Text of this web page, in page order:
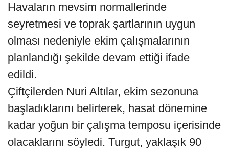
Havaların mevsim normallerinde
seyretmesi ve toprak şartlarının uygun
olması nedeniyle ekim çalışmalarının
planlandığı şekilde devam ettiği ifade
edildi.
Çiftçilerden Nuri Altılar, ekim sezonuna
başladıklarını belirterek, hasat dönemine
kadar yoğun bir çalışma temposu içerisinde
olacaklarını söyledi. Turgut, yaklaşık 90